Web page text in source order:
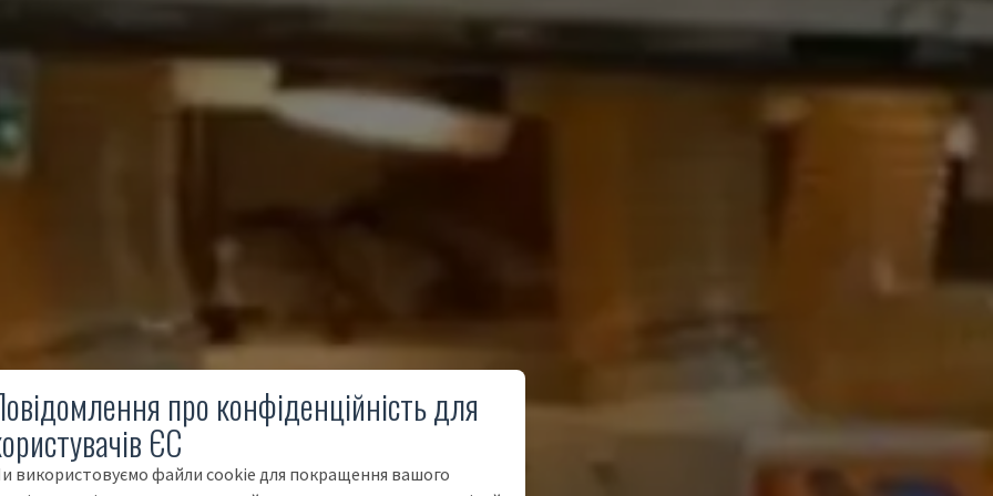
про конфіденційність для
ЄС
використовуємо файли cookie для покращення вашого